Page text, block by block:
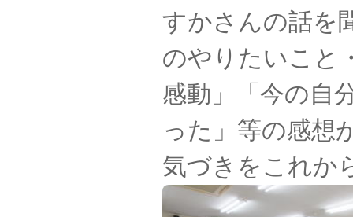
すかさんの話を
のやりたいこと
感動」「今の自
った」等の感想
気づきをこれか